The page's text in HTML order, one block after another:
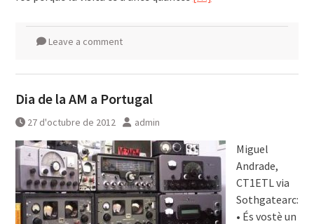
Leave a comment
Dia de la AM a Portugal
27 d'octubre de 2012 admin
Miguel
Andrade,
CT1ETL via
Sothgatearc:
• És vostè un